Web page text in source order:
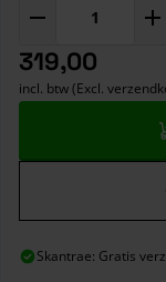
319,00
incl. btw (Excl.
Skantrae: Gratis